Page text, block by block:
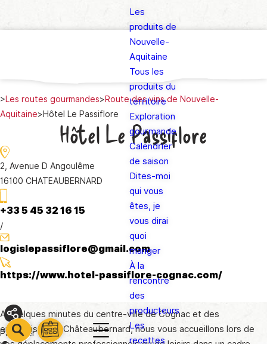
barre
barre
Les
produits de
Nouvelle-
Aquitaine
Tous les
produits du
territoire
Exploration
gourmande
Calendrier
de saison
Dites-moi
qui vous
êtes, je
vous dirai
quoi
manger
À la
rencontre
des
producteurs
Les
recettes
>Les routes gourmandes>Route des vins de Nouvelle-
Aquitaine>Hôtel Le Passiflore
Hôtel Le Passiflore
2, Avenue D Angoulême
16100 CHATEAUBERNARD
+33 5 45 32 16 15
/
logislepassiflore@gmail.com
https://www.hotel-passiflore-cognac.com/
A quelques minutes du centre-ville de Cognac et des
entreprises de Châteaubernard, nous vous accueillons lors de
Partager